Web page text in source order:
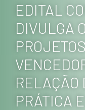
EDITAL
DIVULGA
RELAÇÃO
PRÁTICA